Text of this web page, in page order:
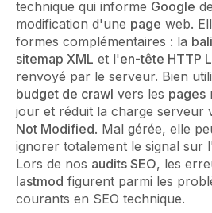
technique qui informe Google
modification d'une page web.
formes complémentaires : la
sitemap XML et l'en-tête HTTP
renvoyé par le serveur. Bien
budget de crawl vers les pages
jour et réduit la charge serveur
Not Modified. Mal gérée, elle
ignorer totalement le signal sur
Lors de nos audits SEO, les
lastmod figurent parmi les
courants en SEO technique.